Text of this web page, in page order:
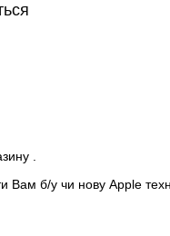
.
б/у чи нову Apple